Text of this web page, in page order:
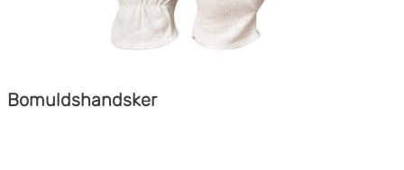
Bomuldshandsker